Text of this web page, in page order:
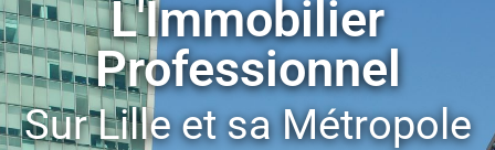
L'Immobilier
Professionnel
Sur Lille et sa Métropole